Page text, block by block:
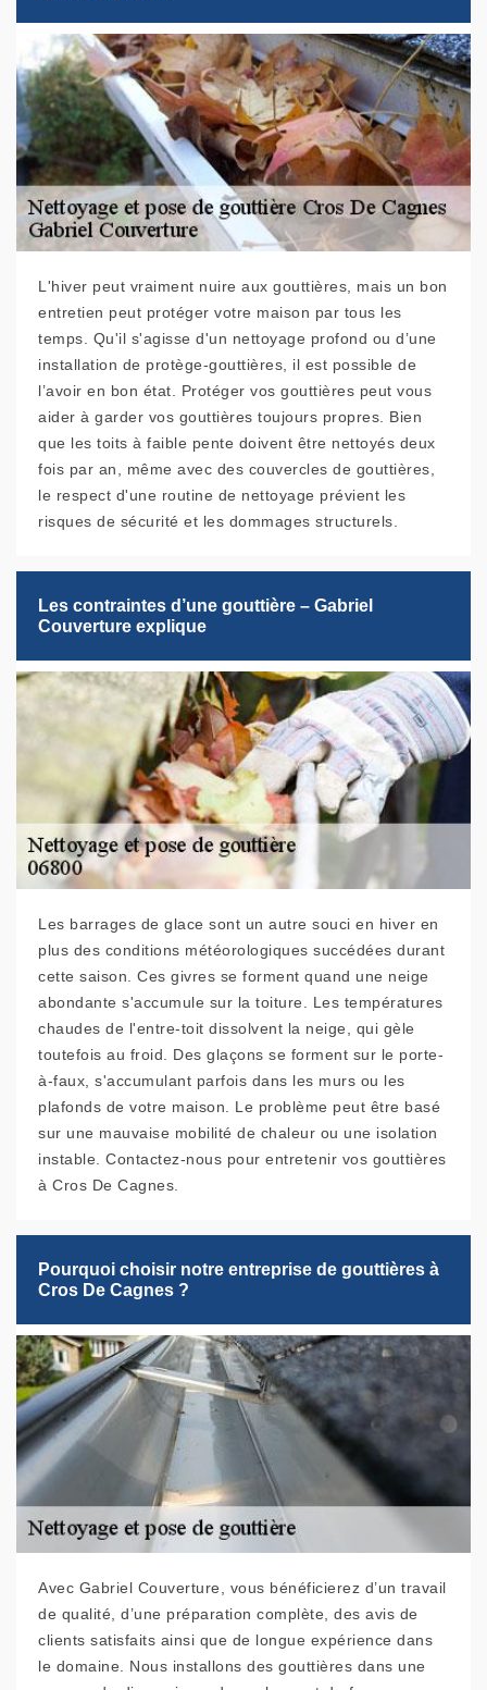
L'hiver peut vraiment nuire aux gouttières, mais un bon
entretien peut protéger votre maison par tous les
temps. Qu'il s'agisse d'un nettoyage profond ou d’une
installation de protège-gouttières, il est possible de
l’avoir en bon état. Protéger vos gouttières peut vous
aider à garder vos gouttières toujours propres. Bien
que les toits à faible pente doivent être nettoyés deux
fois par an, même avec des couvercles de gouttières,
le respect d'une routine de nettoyage prévient les
risques de sécurité et les dommages structurels.
Les contraintes d’une gouttière – Gabriel
Couverture explique
Les barrages de glace sont un autre souci en hiver en
plus des conditions météorologiques succédées durant
cette saison. Ces givres se forment quand une neige
abondante s'accumule sur la toiture. Les températures
chaudes de l'entre-toit dissolvent la neige, qui gèle
toutefois au froid. Des glaçons se forment sur le porte-
à-faux, s'accumulant parfois dans les murs ou les
plafonds de votre maison. Le problème peut être basé
sur une mauvaise mobilité de chaleur ou une isolation
instable. Contactez-nous pour entretenir vos gouttières
à Cros De Cagnes.
Pourquoi choisir notre entreprise de gouttières à
Cros De Cagnes ?
Avec Gabriel Couverture, vous bénéficierez d’un travail
de qualité, d’une préparation complète, des avis de
clients satisfaits ainsi que de longue expérience dans
le domaine. Nous installons des gouttières dans une